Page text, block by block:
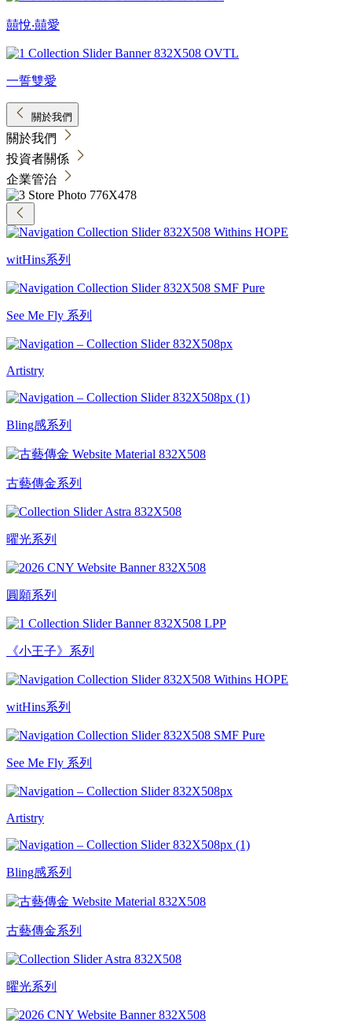
囍悅‧囍愛
一誓雙愛
關於我們
關於我們
投資者關係
企業管治
witHins系列
See Me Fly 系列
Artistry
Bling感系列
古藝傳金系列
曜光系列
圓願系列
《小王子》系列
witHins系列
See Me Fly 系列
Artistry
Bling感系列
古藝傳金系列
曜光系列